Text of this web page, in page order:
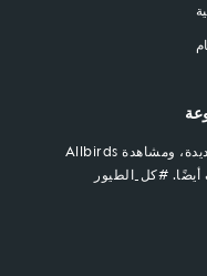
عروض حصرية، تنبيهات بشأن أشياء جديدة، ومشاهدة Allbirds
#كل_الطيور